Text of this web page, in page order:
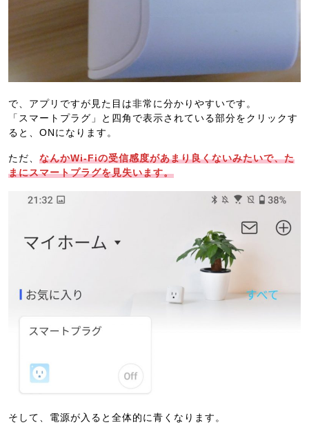
で、アプリですが見た目は非常に分かりやすいです。
「スマートプラグ」と四角で表示されている部分をクリックす
ると、ONになります。
ただ、 なんかWi-Fiの受信感度があまり良くないみたいで、た
まにスマートプラグを見失います。
そして、電源が入ると全体的に青くなります。